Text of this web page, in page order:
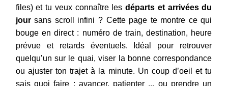
files) et tu veux connaître lesdéparts et arrivées du
joursans scroll infini ? Cette page te montre ce qui
bouge en direct : numéro de train, destination, heure
prévue et retards éventuels. Idéal pour retrouver
quelqu’un sur le quai, viser la bonne correspondance
ou ajuster ton trajet à la minute. Un coup d’oeil et tu
sais quoi faire : avancer, patienter ... ou prendre un